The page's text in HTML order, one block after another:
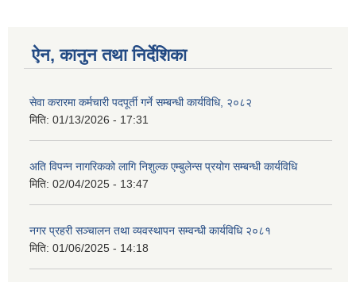
ऐन, कानुन तथा निर्देशिका
सेवा करारमा कर्मचारी पदपूर्ती गर्ने सम्बन्धी कार्यविधि, २०८२
मिति: 01/13/2026 - 17:31
अति विपन्न नागरिकको लागि निशुल्क एम्बुलेन्स प्रयोग सम्बन्धी कार्यविधि
मिति: 02/04/2025 - 13:47
नगर प्रहरी सञ्चालन तथा व्यवस्थापन सम्वन्धी कार्यविधि २०८१
मिति: 01/06/2025 - 14:18